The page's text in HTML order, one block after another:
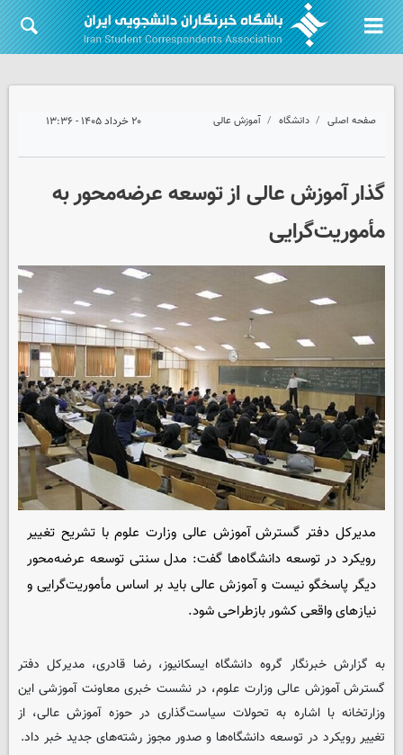
صفحه اصلی دانشگاه آموزش عالی ۲۰ خرداد ۱۴۰۵ - ۱۳:۳۶
گذار آموزش عالی از توسعه عرضه‌محور به
مأموریت‌گرایی
مدیرکل دفتر گسترش آموزش عالی وزارت علوم با تشریح تغییر
رویکرد در توسعه دانشگاه‌ها گفت: مدل سنتی توسعه عرضه‌محور
دیگر پاسخگو نیست و آموزش عالی باید بر اساس مأموریت‌گرایی و
نیازهای واقعی کشور بازطراحی شود.
به گزارش خبرنگار گروه دانشگاه ایسکانیوز، رضا قادری، مدیرکل دفتر
گسترش آموزش عالی وزارت علوم، در نشست خبری معاونت آموزشی این
وزارتخانه با اشاره به تحولات سیاست‌گذاری در حوزه آموزش عالی، از
تغییر رویکرد در توسعه دانشگاه‌ها و صدور مجوز رشته‌های جدید خبر داد.